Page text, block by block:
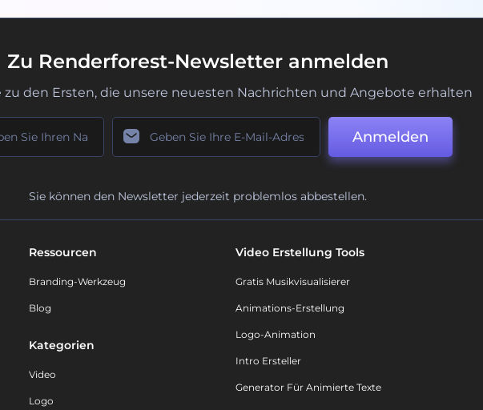
Zu Renderforest-Newsletter anmelden
zu den Ersten, die unsere neuesten Nachrichten und Angebote erhalten
Anmelden
Sie können den Newsletter jederzeit problemlos abbestellen.
Ressourcen
Branding-Werkzeug
Blog
Kategorien
Video
Logo
Video Erstellung Tools
Gratis Musikvisualisierer
Animations-Erstellung
Logo-Animation
Intro Ersteller
Generator Für Animierte Texte